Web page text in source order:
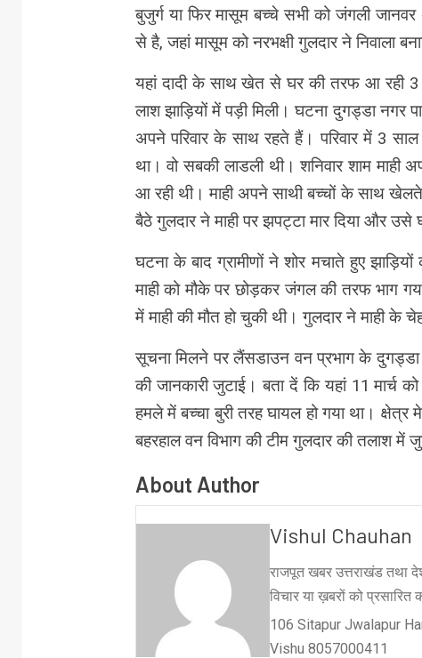
बुजुर्ग या फिर मासूम बच्चे सभी को जंगली
से है, जहां मासूम को नरभक्षी गुलदार ने निवाला
यहां दादी के साथ खेत से घर की तरफ आ रही 3
लाश झाड़ियों में पड़ी मिली। घटना दुगड्डा नगर
अपने परिवार के साथ रहते हैं। परिवार में 3 साल
था। वो सबकी लाडली थी। शनिवार शाम
आ रही थी। माही अपने साथी बच्चों के साथ
बैठे गुलदार ने माही पर झपट्टा मार दिया और
घटना के बाद ग्रामीणों ने शोर मचाते हुए
माही को मौके पर छोड़कर जंगल की तरफ भाग
में माही की मौत हो चुकी थी। गुलदार ने माही के
सूचना मिलने पर लैंसडाउन वन प्रभाग के
की जानकारी जुटाई। बता दें कि यहां 11 मार्च
हमले में बच्चा बुरी तरह घायल हो गया था।
बहरहाल वन विभाग की टीम गुलदार की तलाश में
About Author
Vishul Chauhan
राजपूत खबर उत्तराखंड तथा
विचार या ख़बरों को
106 Sitapur Jwalapur
Vishu 8057000411